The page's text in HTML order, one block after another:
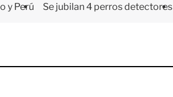
y Perú Se jubilan 4 perros detectores